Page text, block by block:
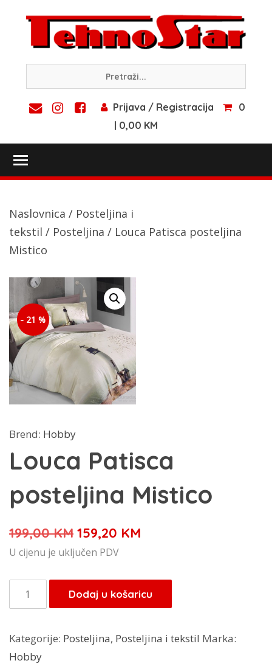
content
Prijava / Registracija
0
| 0,00 KM
Naslovnica / Posteljina i
tekstil / Posteljina / Louca Patisca posteljina
Mistico
- 21 %
Brend: Hobby
Louca Patisca
posteljina Mistico
199,00KM Izvorna
cijena
je:
199,00 KM.
159,20 KM
U cijenu je uključen PDV
Louca
Patisca
Mistico
količina
Dodaj u košaricu
Kategorije: Posteljina, Posteljina i tekstil Marka:
Hobby